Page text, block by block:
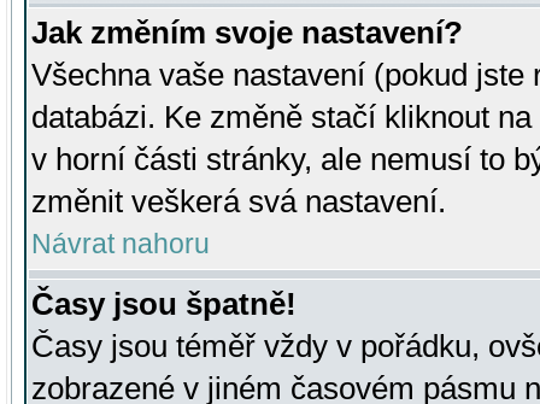
Jak změním svoje nastavení?
Všechna vaše nastavení (pokud
databázi. Ke změně stačí kliknout
v horní části stránky, ale nemusí to
změnit veškerá svá nastavení.
Návrat nahoru
Časy jsou špatně!
Časy jsou téměř vždy v pořádku,
zobrazené v jiném časovém pásmu